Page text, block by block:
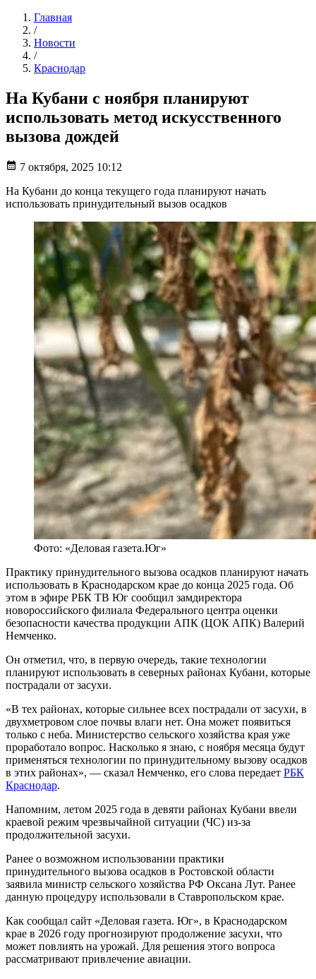
Главная
/
Новости
/
Краснодар
На Кубани с ноября планируют
использовать метод искусственного
вызова дождей
7 октября, 2025 10:12
На Кубани до конца текущего года планируют начать
использовать принудительный вызов осадков
Фото: «Деловая газета.Юг»
Практику принудительного вызова осадков планируют начать
использовать в Краснодарском крае до конца 2025 года. Об
этом в эфире РБК ТВ Юг сообщил замдиректора
новороссийского филиала Федерального центра оценки
безопасности качества продукции АПК (ЦОК АПК) Валерий
Немченко.
Он отметил, что, в первую очередь, такие технологии
планируют использовать в северных районах Кубани, которые
пострадали от засухи.
«В тех районах, которые сильнее всех пострадали от засухи, в
двухметровом слое почвы влаги нет. Она может появиться
только с неба. Министерство сельского хозяйства края уже
проработало вопрос. Насколько я знаю, с ноября месяца будут
применяться технологии по принудительному вызову осадков
в этих районах», — сказал Немченко, его слова передает РБК
Краснодар.
Напомним, летом 2025 года в девяти районах Кубани ввели
краевой режим чрезвычайной ситуации (ЧС) из-за
продолжительной засухи.
Ранее о возможном использовании практики
принудительного вызова осадков в Ростовской области
заявила министр сельского хозяйства РФ Оксана Лут. Ранее
данную процедуру использовали в Ставропольском крае.
Как сообщал сайт «Деловая газета. Юг», в Краснодарском
крае в 2026 году прогнозируют продолжение засухи, что
может повлиять на урожай. Для решения этого вопроса
рассматривают привлечение авиации.